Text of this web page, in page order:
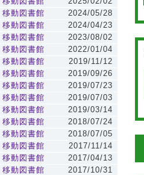
移動図書館
2024/05/28
移動図書館
2024/04/23
移動図書館
2023/08/02
移動図書館
2022/01/04
移動図書館
2019/11/12
移動図書館
2019/09/26
移動図書館
2019/07/23
移動図書館
2019/07/03
移動図書館
2019/03/14
移動図書館
2018/07/24
移動図書館
2018/07/05
移動図書館
2017/11/14
移動図書館
2017/04/13
移動図書館
2017/10/31